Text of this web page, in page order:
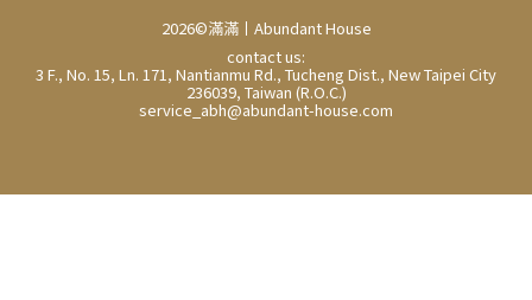
2026©滿滿丨Abundant House
contact us:
3 F., No. 15, Ln. 171, Nantianmu Rd., Tucheng Dist., New Taipei City
236039, Taiwan (R.O.C.)
service_abh@abundant-house.com